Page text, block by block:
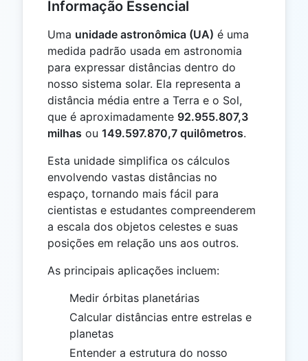
Informação Essencial
Uma unidade astronômica (UA) é uma
medida padrão usada em astronomia
para expressar distâncias dentro do
nosso sistema solar. Ela representa a
distância média entre a Terra e o Sol,
que é aproximadamente 92.955.807,3
milhas ou 149.597.870,7 quilômetros.
Esta unidade simplifica os cálculos
envolvendo vastas distâncias no
espaço, tornando mais fácil para
cientistas e estudantes compreenderem
a escala dos objetos celestes e suas
posições em relação uns aos outros.
As principais aplicações incluem:
Medir órbitas planetárias
Calcular distâncias entre estrelas e
planetas
Entender a estrutura do nosso